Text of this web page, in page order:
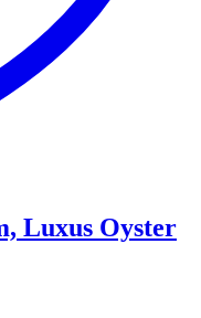
Luxus Oyster